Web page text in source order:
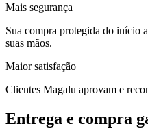
Mais segurança
Sua compra protegida do início
suas mãos.
Maior satisfação
Clientes Magalu aprovam e
Entrega e compra